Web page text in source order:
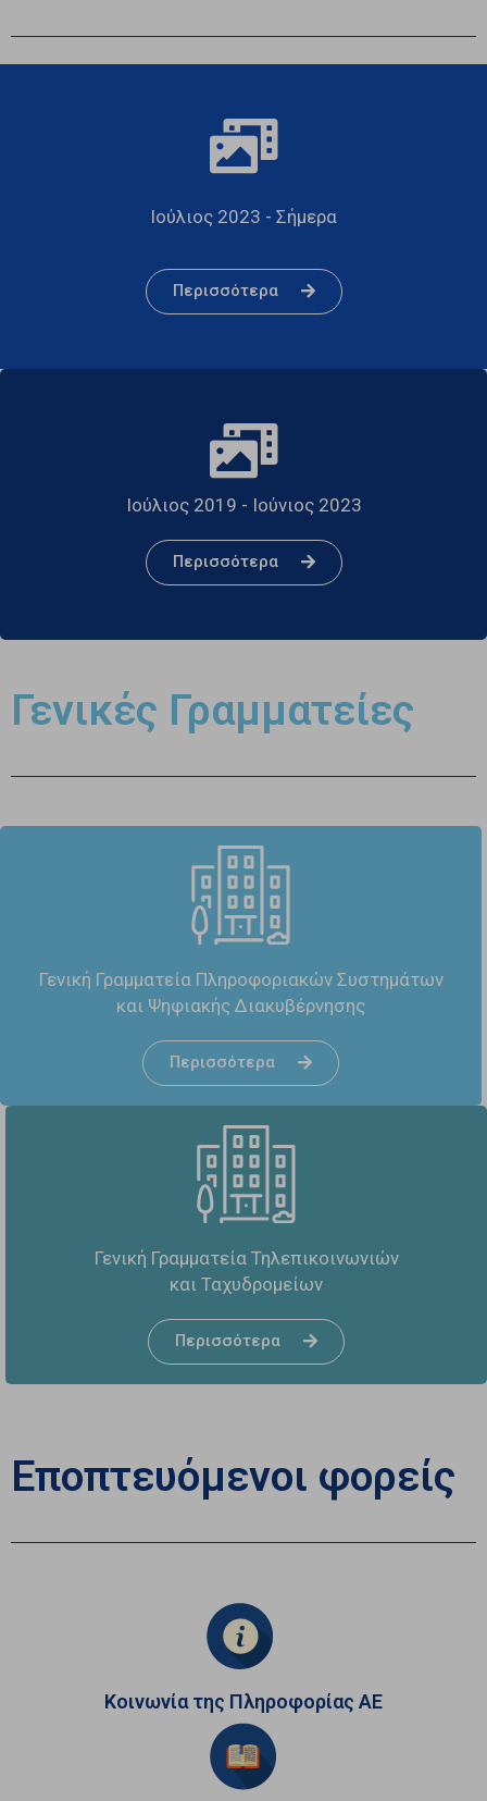
Ιούλιος 2023 - Σήμερα
Περισσότερα
Ιούλιος 2019 - Ιούνιος 2023
Περισσότερα
Γενικές Γραμματείες
Γενική Γραμματεία Πληροφοριακών Συστημάτων
και Ψηφιακής Διακυβέρνησης
Περισσότερα
Γενική Γραμματεία Τηλεπικοινωνιών
και Ταχυδρομείων
Περισσότερα
Εποπτευόμενοι φορείς
Κοινωνία της Πληροφορίας ΑΕ